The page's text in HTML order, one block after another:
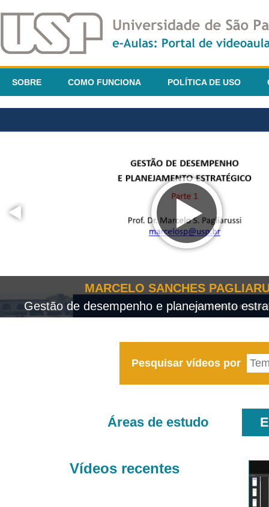
SOBRE COMO FUNCIONA POLÍTICA DE USO
MARCELO SANCHES
Gestão de desempenho e planejamento
Pesquisar vídeos por
Áreas de estudo
Vídeos recentes